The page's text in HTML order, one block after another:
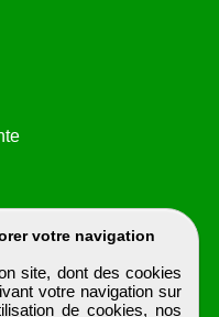
votre navigation
site, dont des cookies
votre navigation sur
de cookies, nos